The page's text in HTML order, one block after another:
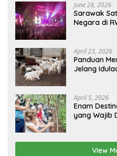
June 28, 2026
Sarawak
Negara di
April 23, 2026
Panduan
Jelang
April 5, 2026
Enam
yang Wajib
View